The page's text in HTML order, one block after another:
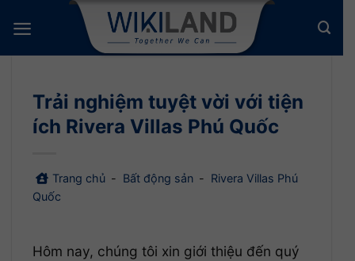
qua
nội
Trải nghiệm tuyệt vời với tiện
ích Rivera Villas Phú Quốc
Trang chủ - Bất động sản - Rivera Villas Phú
Quốc
Hôm nay, chúng tôi xin giới thiệu đến quý